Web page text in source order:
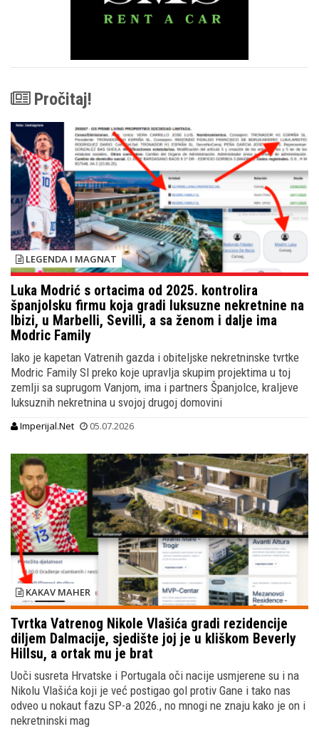
Pročitaj!
LEGENDA I MAGNAT
Luka Modrić s ortacima od 2025. kontrolira
španjolsku firmu koja gradi luksuzne nekretnine na
Ibizi, u Marbelli, Sevilli, a sa ženom i dalje ima
Modric Family
Iako je kapetan Vatrenih gazda i obiteljske nekretninske tvrtke
Modric Family Sl preko koje upravlja skupim projektima u toj
zemlji sa suprugom Vanjom, ima i partners Španjolce, kraljeve
luksuznih nekretnina u svojoj drugoj domovini
Imperijal.Net 05.07.2026
KAKAV MAHER
Tvrtka Vatrenog Nikole Vlašića gradi rezidencije
diljem Dalmacije, sjedište joj je u kliškom Beverly
Hillsu, a ortak mu je brat
Uoči susreta Hrvatske i Portugala oči nacije usmjerene su i na
Nikolu Vlašića koji je već postigao gol protiv Gane i tako nas
odveo u nokaut fazu SP-a 2026., no mnogi ne znaju kako je on i
nekretninski mag